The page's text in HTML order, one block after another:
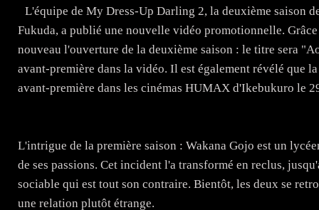
L'équipe de My Dress-Up Darling 2, la deuxième saison
Fukuda, a publié une nouvelle vidéo promotionnelle.
nouveau l'ouverture de la deuxième saison : le titre sera
avant-première dans la vidéo. Il est également révélé que
avant-première dans les cinémas HUMAX d'Ikebukuro le
L'intrigue de la première saison : Wakana Gojo est un
de ses passions. Cet incident l'a transformé en reclus,
sociable qui est tout son contraire. Bientôt, les deux se
une relation plutôt étrange.